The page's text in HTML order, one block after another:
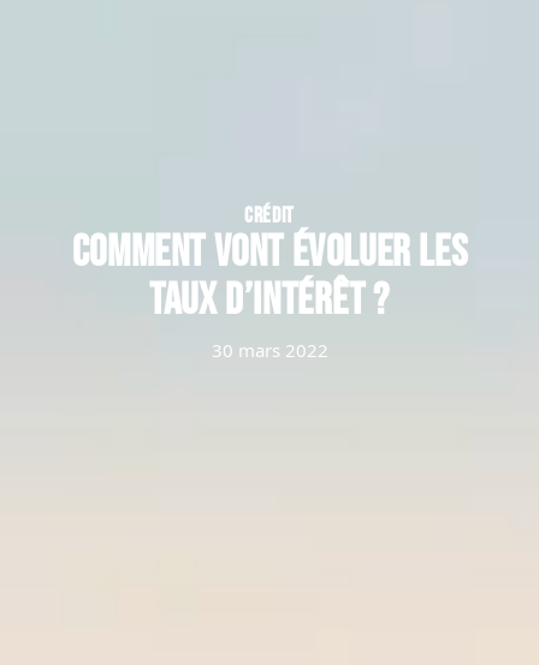
CRÉDIT
Comment vont évoluer les
taux d’intérêt ?
30 mars 2022